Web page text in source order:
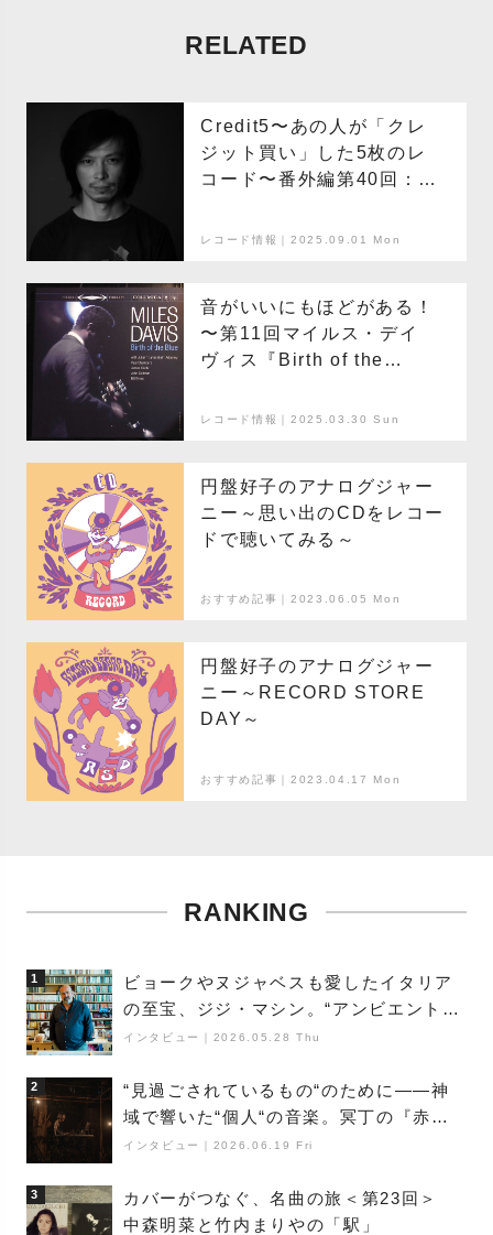
RELATED
Credit5〜あの人が「クレ
ジット買い」した5枚のレ
コード〜番外編第40回：田
レコード情報｜2025.09.01 Mon
音がいいにもほどがある！
〜第11回マイルス・デイ
ヴィス『Birth of the
レコード情報｜2025.03.30 Sun
円盤好子のアナログジャー
ニー～思い出のCDをレコー
ドで聴いてみる～
おすすめ記事｜2023.06.05 Mon
円盤好子のアナログジャー
ニー～RECORD STORE
DAY～
おすすめ記事｜2023.04.17 Mon
RANKING
1
ビョークやヌジャベスも愛したイタリア
の至宝、ジジ・マシン。“アンビエントの
巨匠”が明かす創作の原点と、「動き」に
インタビュー 2026.05.28 Thu
2
“見過ごされているもの“のために――神
域で響いた“個人“の音楽。冥丁の『赤城
夜神楽』をレポート
インタビュー 2026.06.19 Fri
3
カバーがつなぐ、名曲の旅＜第23回＞
中森明菜と竹内まりやの「駅」